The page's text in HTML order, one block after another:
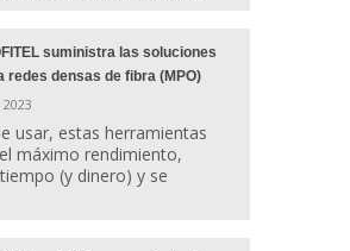
suministra las soluciones
redes densas de fibra (MPO)
usar, estas herramientas
máximo rendimiento,
(y dinero) y se